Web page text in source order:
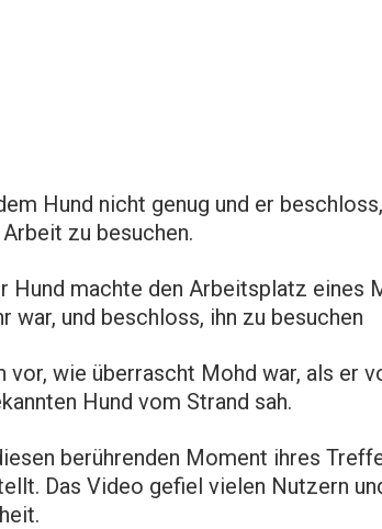
Hund nicht genug und er
zu besuchen.
Hund machte den Arbeitsplatz eines
war, und beschloss, ihn zu besuchen
vor, wie überrascht Mohd war, als er
Hund vom Strand sah.
berührenden Moment ihres
Das Video gefiel vielen Nutzern